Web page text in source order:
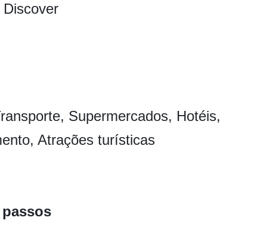
Supermercados, Hotéis,
Atrações turísticas